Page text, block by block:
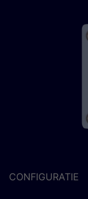
CONFIGURATIE